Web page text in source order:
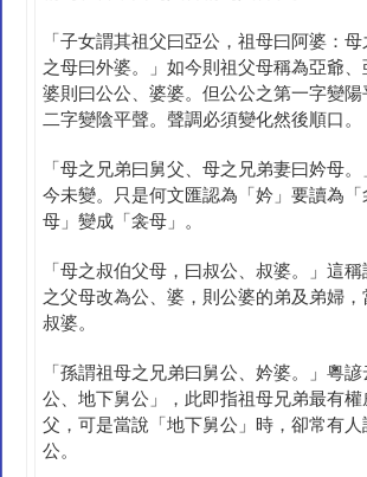
「子女謂其祖父曰亞公，祖母曰阿婆：
之母曰外婆。」如今則祖父母稱為亞爺
婆則曰公公、婆婆。但公公之第一字變
二字變陰平聲。聲調必須變化然後順口。
「母之兄弟曰舅父、母之兄弟妻曰妗母
今未變。只是何文匯認為「妗」要讀為
母」變成「衾母」。
「母之叔伯父母，曰叔公、叔婆。」這
之父母改為公、婆，則公婆的弟及弟婦，
叔婆。
「孫謂祖母之兄弟曰舅公、妗婆。」粵
公、地下舅公」，此即指祖母兄弟最有權
父，可是當說「地下舅公」時，卻常有人
公。